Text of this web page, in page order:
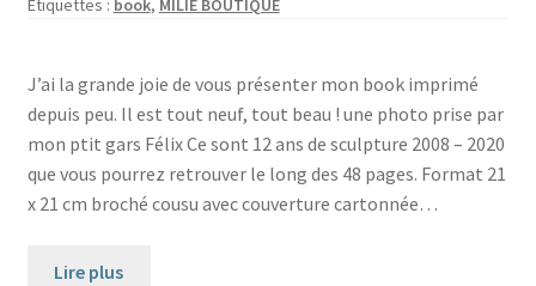
Étiquettes : book, MILIE BOUTIQUE
J’ai la grande joie de vous présenter mon book imprimé
depuis peu. Il est tout neuf, tout beau ! une photo prise par
mon ptit gars Félix Ce sont 12 ans de sculpture 2008 – 2020
que vous pourrez retrouver le long des 48 pages. Format 21
x 21 cm broché cousu avec couverture cartonnée…
Lire plus